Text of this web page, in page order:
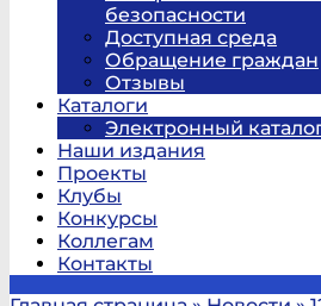
безопасности
Доступная среда
Обращение граждан
Отзывы
Каталоги
Электронный
Наши издания
Проекты
Клубы
Конкурсы
Коллегам
Контакты